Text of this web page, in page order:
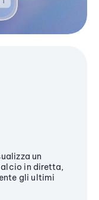
un
in diretta,
gli ultimi